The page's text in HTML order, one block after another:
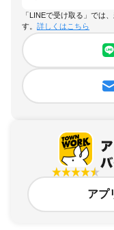
「LINEで受け取る」では
す。 詳しくはこちら
アプ